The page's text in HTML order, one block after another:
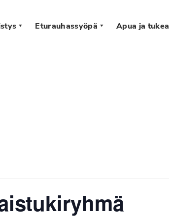
Eturauhassyöpä Apua ja tukea